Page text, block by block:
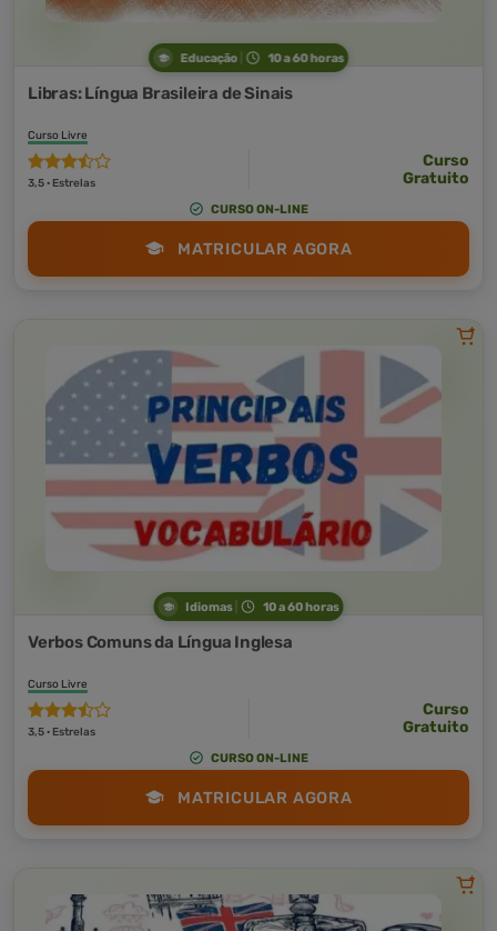
Educação 10 a 60 horas
Libras: Língua Brasileira de Sinais
Curso Livre
3,5 · Estrelas
Curso
Gratuito
CURSO ON-LINE
MATRICULAR AGORA
Idiomas 10 a 60 horas
Verbos Comuns da Língua Inglesa
Curso Livre
3,5 · Estrelas
Curso
Gratuito
CURSO ON-LINE
MATRICULAR AGORA